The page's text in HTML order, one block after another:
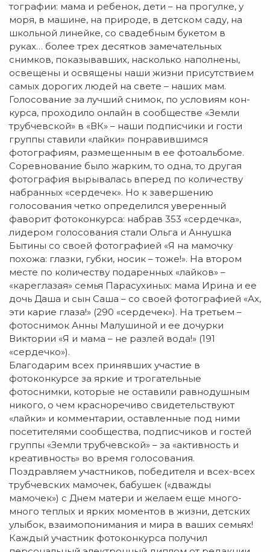
тографии: ма­ма и ребенок, дети – на прогулке, у
моря, в машине, на природе, в детском саду, на
школьной линейке, со свадебным букетом в
руках… более трех де­сятков замечательных
снимков, показывавших, насколько наполнены,
освещены и освящены наши жизни присутствием
самых дорогих людей на свете – наших мам.
Голосование за лучший снимок, по условиям кон­
курса, проходило он­лайн в сообществе «Земли
трубчевской» в «ВК» – наши подписчики и гости
группы ставили «лайки» понравившимся
фотографиям, размещенным в ее фотоальбоме.
Соревнование было жарким, то одна, то другая
фотография вырывалась вперед по количеству
набранных «сердечек». Но к завершению
голосования четко определился уверенный
фаворит фотоконкурса: набрав 353 «сер­дечка»,
лидером голосования стали Ольга и Ан­нушка
Бытины со свое­й фотографией «Я на мамочку
похожа: глазки, губки, но­сик – тоже!». На втором
мес­те по количеству подаренных «лайков» –
«кареглазая» се­мья Парасухиных: мама Ирина и ее
дочь Даша и сын Саша – со своей фотографией «Ах,
эти карие глаза!» (290 «сердечек»). На третьем –
фотоснимок Ан­ны Малушиной и ее дочурки
Виктории «Я и ма­ма – не разлей вода!» (191
«сердечко»).
Благодарим всех принявших участие в
фотоконкурсе за яр­кие и трогательные
фотоснимки, которые не оставили равнодушным
никого, о чем красноре­чиво свидетельствуют
«лайки» и комментарии, оставленные под ними
посетителями сообщества, подписчиков и гостей
группы «Земли трубчевской» – за «ак­тивность и
креативность» во время голосования.
Поздравляем участников, победителя и всех-всех
трубчевских ма­­мо­чек, бабушек («дважды
мамочек») с Днем матери и желаем еще много-
много теплых и яр­ких моментов в жизни, детских
улыбок, взаимопонимания и мира в ва­ших семьях!
Каждый участник фо­токонкурса по­лучил